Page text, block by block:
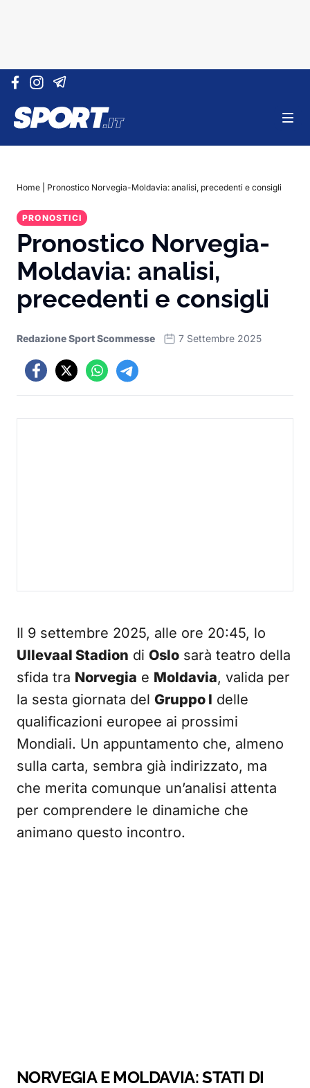
Vai al contenuto
Home Pronostico Norvegia-Moldavia: analisi, precedenti e consigli
PRONOSTICI
Pronostico Norvegia-
Moldavia: analisi,
precedenti e consigli
Redazione Sport Scommesse 7 Settembre 2025
Il 9 settembre 2025, alle ore 20:45, lo
Ullevaal Stadion di Oslo sarà teatro della
sfida tra Norvegia e Moldavia, valida per
la sesta giornata del Gruppo I delle
qualificazioni europee ai prossimi
Mondiali. Un appuntamento che, almeno
sulla carta, sembra già indirizzato, ma
che merita comunque un’analisi attenta
per comprendere le dinamiche che
animano questo incontro.
NORVEGIA E MOLDAVIA: STATI DI